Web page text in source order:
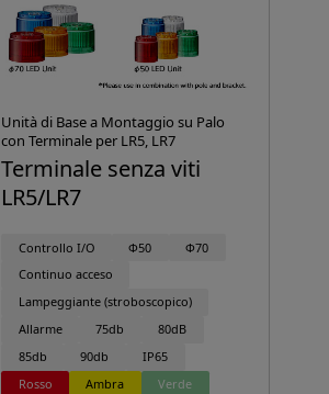
Unità di Base a Montaggio su Palo
con Terminale per LR5, LR7
Terminale senza viti
LR5/LR7
Controllo I/O Φ50
Φ70
Continuo acceso
Lampeggiante (stroboscopico)
Allarme
75db
80dB
85db
90db
IP65
Rosso
Ambra
Verde